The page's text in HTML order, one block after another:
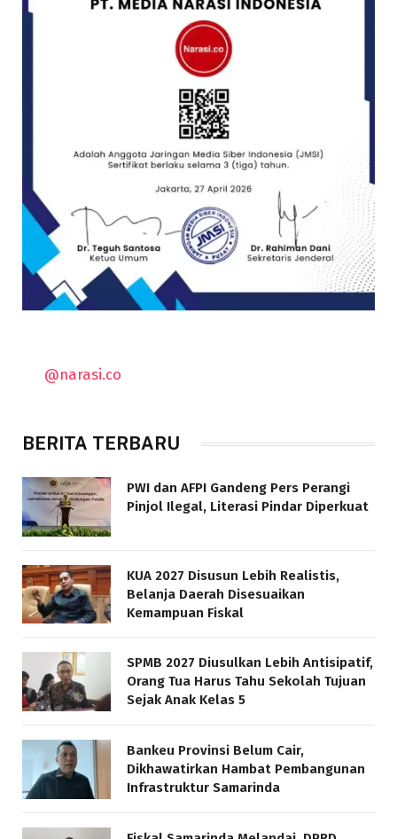
@narasi.co
BERITA TERBARU
PWI dan AFPI Gandeng Pers Perangi
Pinjol Ilegal, Literasi Pindar Diperkuat
KUA 2027 Disusun Lebih Realistis,
Belanja Daerah Disesuaikan
Kemampuan Fiskal
SPMB 2027 Diusulkan Lebih Antisipatif,
Orang Tua Harus Tahu Sekolah Tujuan
Sejak Anak Kelas 5
Bankeu Provinsi Belum Cair,
Dikhawatirkan Hambat Pembangunan
Infrastruktur Samarinda